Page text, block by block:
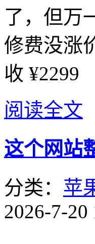
了，但万
修费没涨
收 ¥2299
阅读全文
这个网站
分类： 苹
2026-7-20